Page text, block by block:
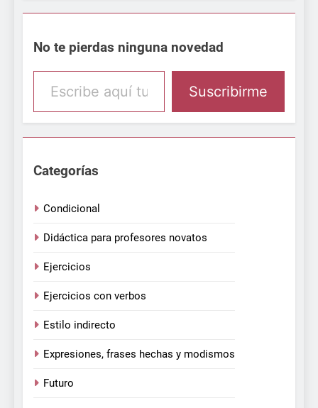
No te pierdas ninguna novedad
Escribe aquí tu email
Suscribirme
Categorías
Condicional
Didáctica para profesores novatos
Ejercicios
Ejercicios con verbos
Estilo indirecto
Expresiones, frases hechas y modismos
Futuro